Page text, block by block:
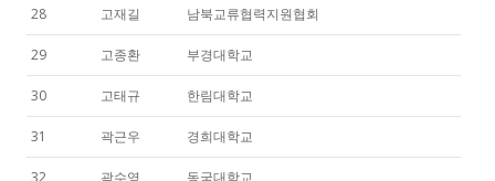
28 고재길 남북교류협력지원협회
29 고종환 부경대학교
30 고태규 한림대학교
31 곽근우 경희대학교
32 곽수영 동국대학교